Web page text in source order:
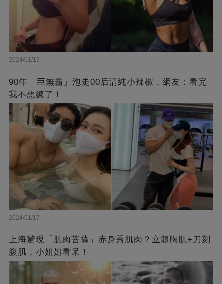
2024/01/19
90年「巨無霸」泡走00后清純小辣椒，網友：看完
我不想練了！
2024/01/17
上海驚現「肌肉菩薩」赤身秀肌肉？立體胸肌+刀刻
腹肌，小姐姐看呆！